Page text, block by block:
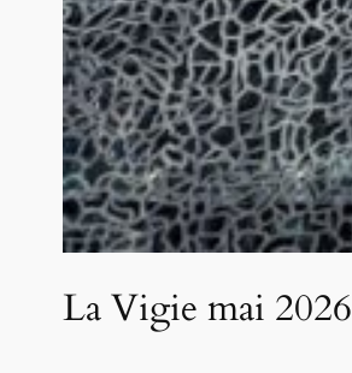
La Vigie mai 2026